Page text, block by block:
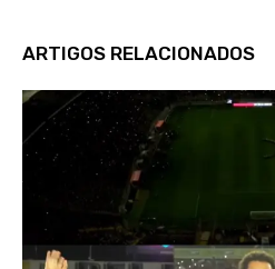
ARTIGOS RELACIONADOS